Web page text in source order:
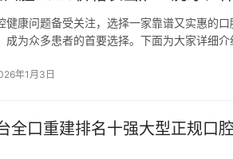
健康问题备受关注，选择一家靠谱又实惠的
成为众多患者的首要选择。下面为大家详细
年1月3日
全口重建排名十强大型正规口